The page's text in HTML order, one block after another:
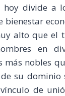
hoy divide a
alto que el
en
más nobles
su dominio
de